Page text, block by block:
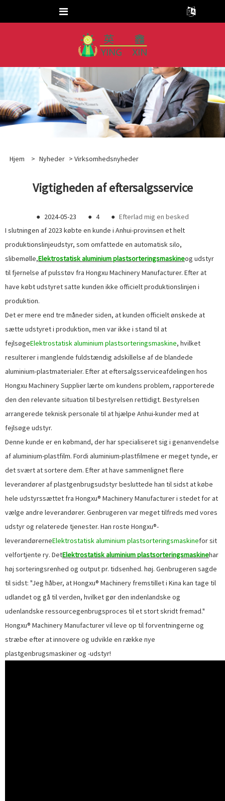
Hjem > Nyheder > Virksomhedsnyheder
Vigtigheden af ​​eftersalgsservice
● 2024-05-23 ● 4 ● Efterlad mig en besked
I slutningen af ​​2023 købte en kunde i Anhui-provinsen et helt
produktionslinjeudstyr, som omfattede en automatisk silo,
slibemølle,Elektrostatisk aluminium plastsorteringsmaskineog udstyr
til fjernelse af pulsstøv fra Hongxu Machinery Manufacturer. Efter at
have købt udstyret satte kunden ikke officielt produktionslinjen i
produktion.
Det er mere end tre måneder siden, at kunden officielt ønskede at
sætte udstyret i produktion, men var ikke i stand til at
fejlsøgeElektrostatisk aluminium plastsorteringsmaskine, hvilket
resulterer i manglende fuldstændig adskillelse af de blandede
aluminium-plastmaterialer. Efter at eftersalgsserviceafdelingen hos
Hongxu Machinery Supplier lærte om kundens problem, rapporterede
den den relevante situation til bestyrelsen rettidigt. Bestyrelsen
arrangerede teknisk personale til at hjælpe Anhui-kunder med at
fejlsøge udstyr.
Denne kunde er en købmand, der har specialiseret sig i genanvendelse
af aluminium-plastfilm. Fordi aluminium-plastfilmene er meget tynde, er
det svært at sortere dem. Efter at have sammenlignet flere
leverandører af plastgenbrugsudstyr besluttede han til sidst at købe
hele udstyrssættet fra Hongxu® Machinery Manufacturer i stedet for at
vælge andre leverandører. Genbrugeren var meget tilfreds med vores
udstyr og relaterede tjenester. Han roste Hongxu®-
leverandørerneElektrostatisk aluminium plastsorteringsmaskinefor sit
velfortjente ry. DetElektrostatisk aluminium plastsorteringsmaskinehar
høj sorteringsrenhed og output pr. tidsenhed. høj. Genbrugeren sagde
til sidst: "Jeg håber, at Hongxu® Machinery fremstillet i Kina kan tage til
udlandet og gå til verden, hvilket gør den indenlandske og
udenlandske ressourcegenbrugsproces til et stort skridt fremad."
Hongxu® Machinery Manufacturer vil leve op til forventningerne og
stræbe efter at innovere og udvikle en række nye
plastgenbrugsmaskiner og -udstyr!